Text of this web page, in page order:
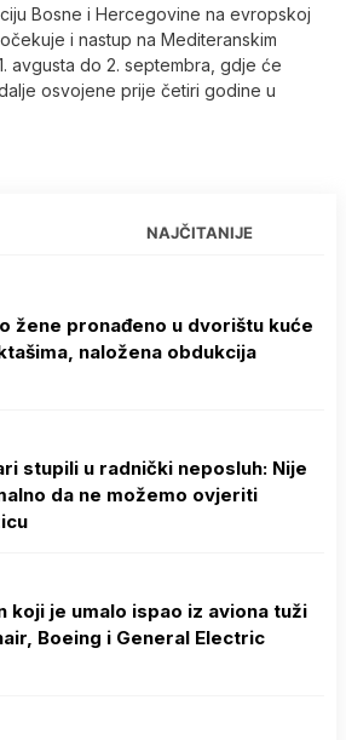
Bosne i Hercegovine na evropskoj
i nastup na Mediteranskim
avgusta do 2. septembra, gdje će
osvojene prije četiri godine u
NAJČITANIJE
žene pronađeno u dvorištu kuće
naložena obdukcija
stupili u radnički neposluh: Nije
da ne možemo ovjeriti
koji je umalo ispao iz aviona tuži
Boeing i General Electric